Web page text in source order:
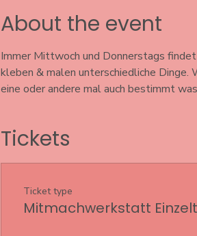
About the event
Immer Mittwoch und Donnerstags
kleben & malen unterschiedliche Dinge.
eine oder andere mal auch bestimmt
Tickets
Ticket type
Mitmachwerkstatt